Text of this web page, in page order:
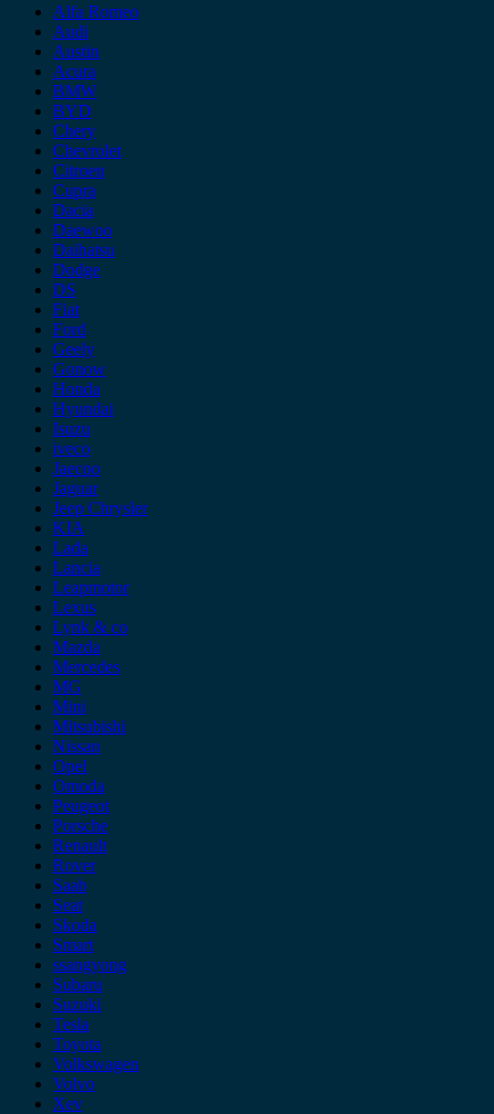
Alfa Romeo
Audi
Austin
Acura
BMW
BYD
Chery
Chevrolet
Citroen
Cupra
Dacia
Daewoo
Daihatsu
Dodge
DS
Fiat
Ford
Geely
Gonow
Honda
Hyundai
Isuzu
iveco
Jaecoo
Jaguar
Jeep Chrysler
KIA
Lada
Lancia
Leapmotor
Lexus
Lynk & co
Mazda
Mercedes
MG
Mini
Mitsubishi
Nissan
Opel
Omoda
Peugeot
Porsche
Renault
Rover
Saab
Seat
Skoda
Smart
ssangyong
Subaru
Suzuki
Tesla
Toyota
Volkswagen
Volvo
Xev